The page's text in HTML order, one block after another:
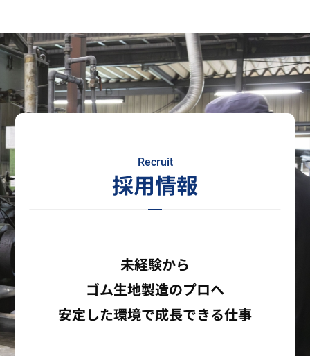
Recruit
採用情報
未経験から
ゴム生地製造のプロへ
安定した環境で成長できる仕事